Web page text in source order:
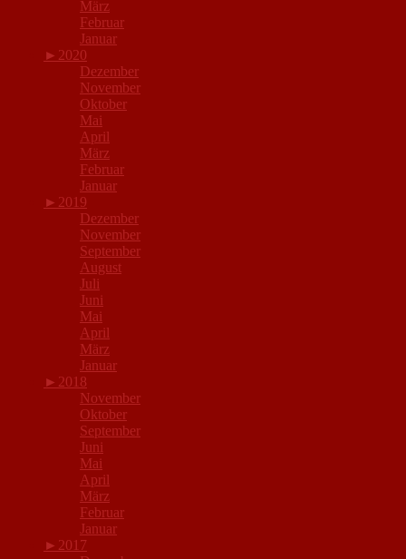
März
Februar
Januar
► 2020
Dezember
November
Oktober
Mai
April
März
Februar
Januar
► 2019
Dezember
November
September
August
Juli
Juni
Mai
April
März
Januar
► 2018
November
Oktober
September
Juni
Mai
April
März
Februar
Januar
► 2017